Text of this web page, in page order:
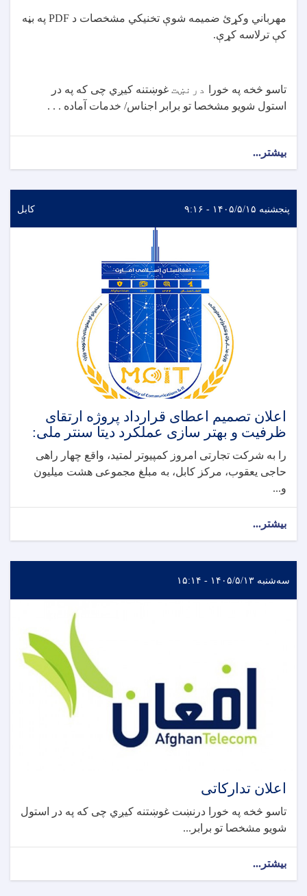
مهرباني وکړئ ضمیمه شوې تخنيکي مشخصات د PDF په بڼه
کې ترلاسه کړې.
تاسو څخه په خورا درنښت غوښتنه کیږي چی که په در
استول شویو مشخصا تو برابر اجناس/ خدمات آماده . . .
بیشتر...
پنجشنبه ۱۴۰۵/۵/۱۵ - ۹:۱۶ کابل
اعلان تصمیم اعطای قرارداد پروژه ارتقای
ظرفیت و بهتر سازی عملکرد دیتا سنتر ملی:
را به شرکت تجارتی امروز کمپیوتر لمتید، واقع چهار راهی
حاجی یعقوب، مرکز کابل، به مبلغ مجموعی هشت میلیون
و...
بیشتر...
سه‌شنبه ۱۴۰۵/۵/۱۳ - ۱۵:۱۴
اعلان تدارکاتی
تاسو څخه په خورا درنښت غوښتنه کیږي چی که په در استول
شویو مشخصا تو برابر...
بیشتر...